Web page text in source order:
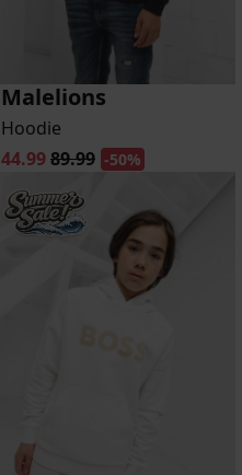
Malelions
Hoodie
44.9989.99 -50%